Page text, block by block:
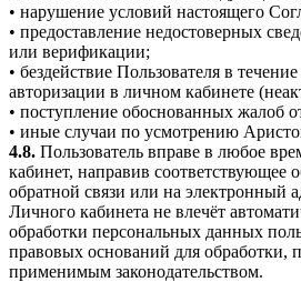
• нарушение условий настоящего
• предоставление недостоверных
или верификации;
• бездействие Пользователя в
авторизации в личном кабинете
• поступление обоснованных жалоб
• иные случаи по усмотрению
4.8. Пользователь вправе в любое
кабинет, направив соответствующее
обратной связи или на электронный
Личного кабинета не влечёт
обработки персональных данных
правовых оснований для обработки,
применимым законодательством.